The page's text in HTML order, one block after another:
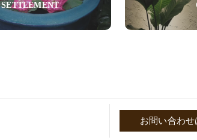
SETTLEMENT
お問い合わせ